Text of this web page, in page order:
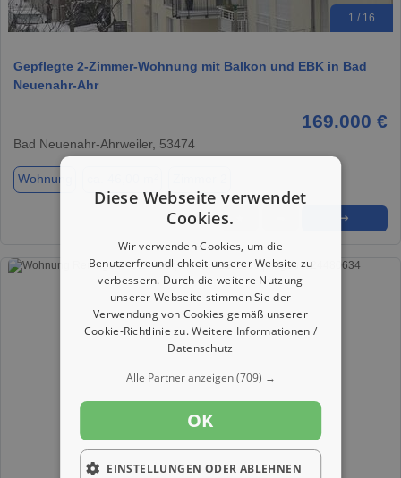
1 / 16
Gepflegte 2-Zimmer-Wohnung mit Balkon und EBK in Bad
Neuenahr-Ahr
169.000 €
Bad Neuenahr-Ahrweiler, 53474
Wohnung
➜
Diese Webseite verwendet
Cookies.
Wir verwenden Cookies, um die
Benutzerfreundlichkeit unserer Website zu
verbessern. Durch die weitere Nutzung
unserer Webseite stimmen Sie der
Verwendung von Cookies gemäß unserer
Cookie-Richtlinie zu.Weitere Informationen /
Datenschutz
Alle Partner anzeigen(709) →
OK
EINSTELLUNGEN ODER ABLEHNEN